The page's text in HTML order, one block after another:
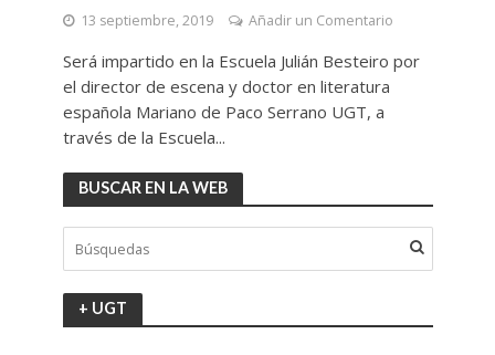
13 septiembre, 2019 Añadir un Comentario
Será impartido en la Escuela Julián Besteiro por
el director de escena y doctor en literatura
española Mariano de Paco Serrano UGT, a
través de la Escuela...
BUSCAR EN LA WEB
+ UGT